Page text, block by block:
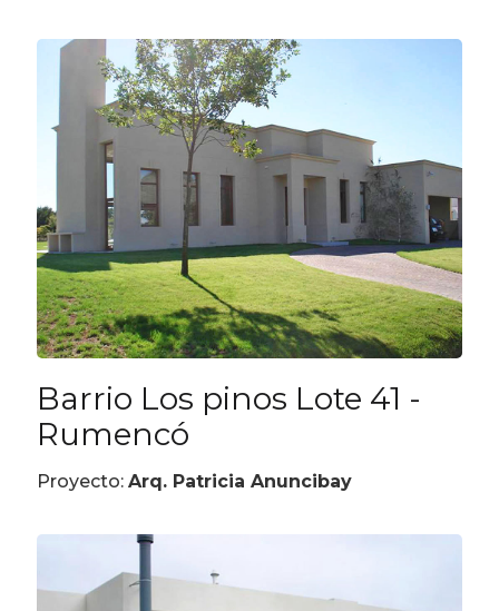
Barrio Los pinos Lote 41 -
Rumencó
Proyecto: Arq. Patricia Anuncibay